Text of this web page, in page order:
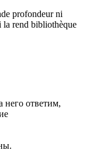
profondeur ni
la rend bibliothèque
ответим,